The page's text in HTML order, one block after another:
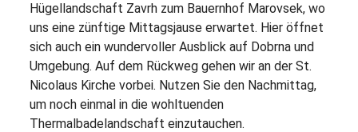
Hügellandschaft Zavrh zum Bauernhof Marovsek, wo
uns eine zünftige Mittagsjause erwartet. Hier öffnet
sich auch ein wundervoller Ausblick auf Dobrna und
Umgebung. Auf dem Rückweg gehen wir an der St.
Nicolaus Kirche vorbei. Nutzen Sie den Nachmittag,
um noch einmal in die wohltuenden
Thermalbadelandschaft einzutauchen.